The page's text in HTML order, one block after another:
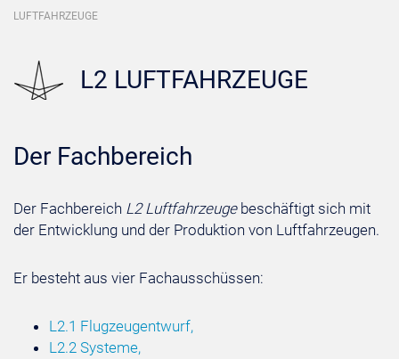
LUFTFAHRZEUGE
L2 LUFTFAHRZEUGE
Der Fachbereich
Der Fachbereich L2 Luftfahrzeugebeschäftigt sich mit
der Entwicklung und der Produktion von Luftfahrzeugen.
Er besteht aus vier Fachausschüssen:
L2.1 Flugzeugentwurf,
L2.2 Systeme,